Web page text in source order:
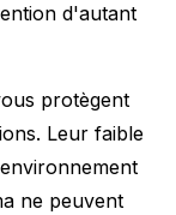
d'autant
protègent
Leur faible
ne peuvent